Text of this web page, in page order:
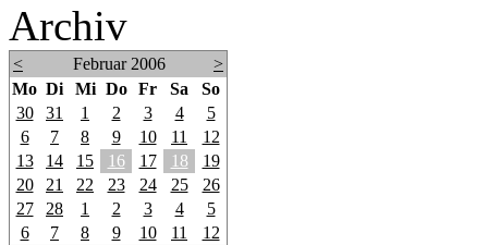
Archiv
< Februar 2006
>
Mo Di Mi Do Fr Sa
So
30
31 1 2 3 4
5
6
7 8 9 10 11
12
13
14 15 16 17 18
19
20
21 22 23 24 25
26
27
28 1 2 3 4
5
6
7 8 9 10 11 12